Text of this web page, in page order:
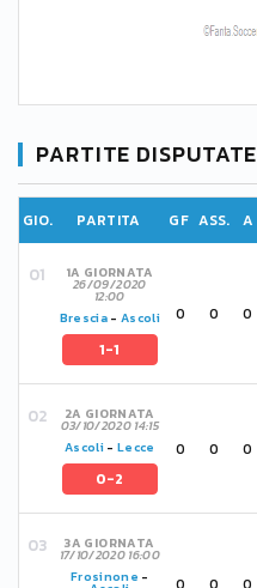
PARTITE DISPUTATE
GIO. PARTITA GF ASS. A
1A GIORNATA
26/09/2020
12:00
Brescia-Ascoli
1-1
0 0 0
2A GIORNATA
03/10/2020 14:15
Ascoli -Lecce
0-2
0 0 0
3A GIORNATA
17/10/2020 16:00
Frosinone -